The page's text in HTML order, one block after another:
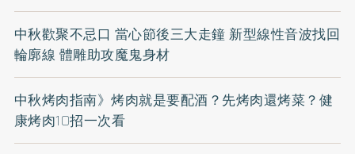
中秋歡聚不忌口 當心節後三大走鐘 新型線性音波找回
輪廓線 體雕助攻魔鬼身材
中秋烤肉指南》烤肉就是要配酒？先烤肉還烤菜？健
康烤肉10招一次看